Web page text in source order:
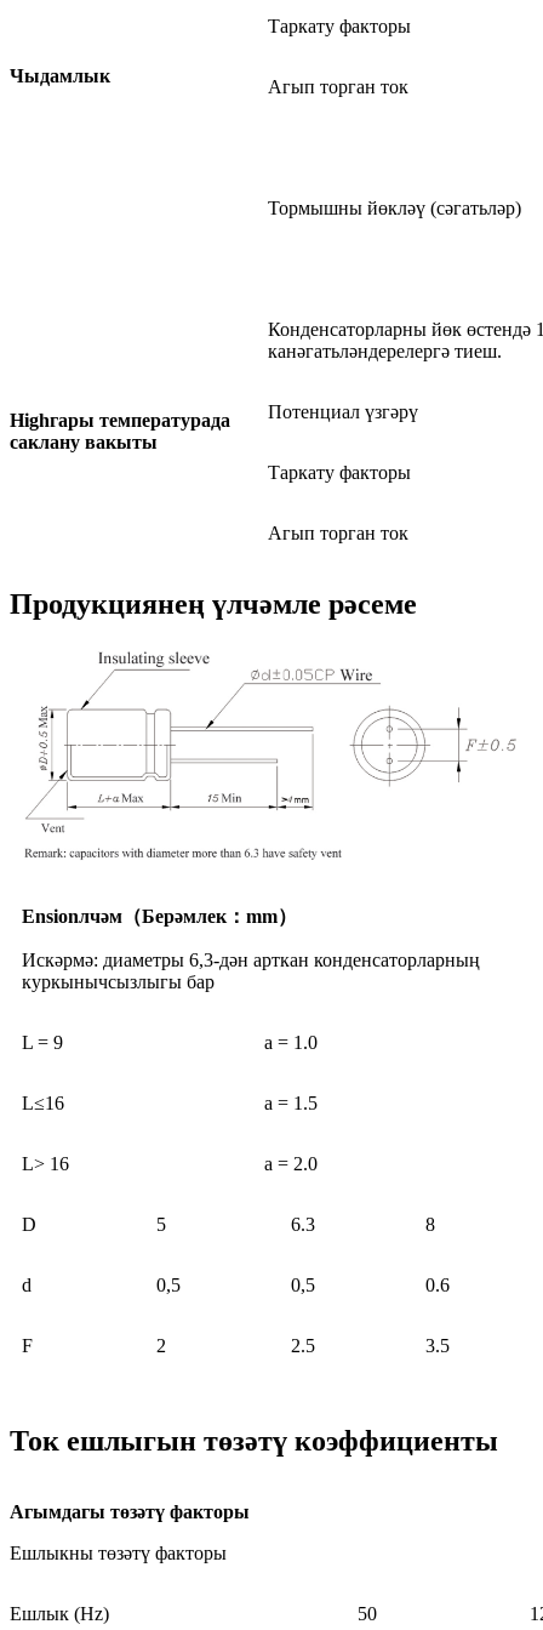
Чыдамлык
Таркату факторы
Агып торган ток
Тормышны йөкләү (сәгатьләр)
Highгары температурада
саклану вакыты
Конденсаторларны йөк өстендә
канәгатьләндерелергә тиеш.
Потенциал үзгәрү
Таркату факторы
Агып торган ток
Продукциянең үлчәмле рәсеме
Ensionлчәм （Берәмлек ： mm）
Искәрмә: диаметры 6,3-дән арткан конденсаторларның
куркынычсызлыгы бар
L = 9 a = 1.0
L≤16 a = 1.5
L> 16 a = 2.0
D 5 6.3 8
d 0,5 0,5 0.6
F 2 2.5 3.5
Ток ешлыгын төзәтү коэффициенты
Агымдагы төзәтү факторы
Ешлыкны төзәтү факторы
Ешлык (Hz) 50